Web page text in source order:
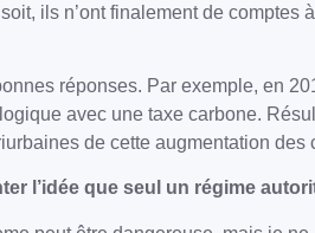
ils n’ont finalement de
réponses. Par exemple, en
avec une taxe carbone.
de cette augmentation des
l’idée que seul un régime